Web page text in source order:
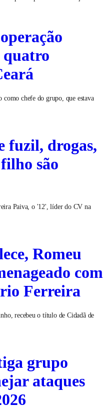
quatro
como chefe do grupo, que estava
fuzil, drogas,
são
Paiva, o '12', líder do CV na
Romeu
com
Ferreira
recebeu o título de Cidadã de
grupo
ataques